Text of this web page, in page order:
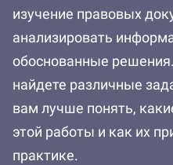
изучение правовых
анализировать
обоснованные
найдете различные
вам лучше понять,
этой работы и как их
практике.